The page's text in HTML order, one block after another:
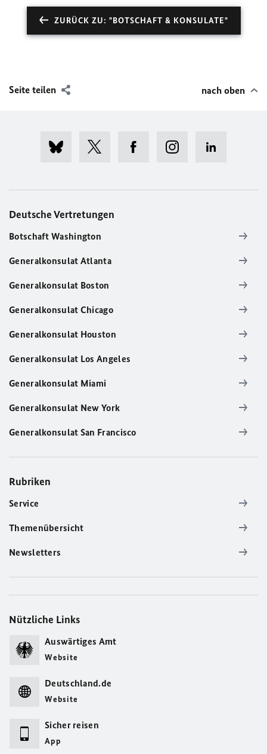
ZURÜCK ZU: "BOTSCHAFT & KONSULATE"
Seite teilen nach oben
Deutsche Vertretungen
Botschaft Washington
Generalkonsulat Atlanta
Generalkonsulat Boston
Generalkonsulat Chicago
Generalkonsulat Houston
Generalkonsulat Los Angeles
Generalkonsulat Miami
Generalkonsulat New York
Generalkonsulat San Francisco
Rubriken
Service
Themenübersicht
Newsletters
Nützliche Links
Auswärtiges Amt
Website
Deutschland.de
Website
Sicher reisen
App